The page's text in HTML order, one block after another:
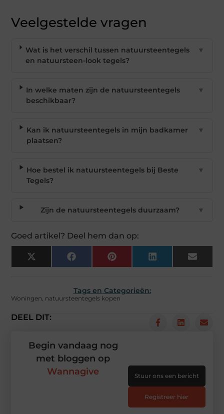
Veelgestelde vragen
Wat is het verschil tussen natuursteentegels
en natuursteen-look tegels?
▼
In welke maten zijn de natuursteentegels
beschikbaar?
▼
Kan ik natuursteentegels in mijn badkamer
plaatsen?
▼
Hoe bestel ik natuursteentegels bij Beste
Tegels?
▼
Zijn de natuursteentegels duurzaam? ▼
Goed artikel? Deel hem dan op:
X
(Twitter)
Facebook Pinterest LinkedIn Email
Tags en Categorieën:
Woningen, natuursteentegels kopen
DEEL DIT:
Begin vandaag nog
met bloggen op
Wannagive
Stuur ons een bericht
Registreer hier